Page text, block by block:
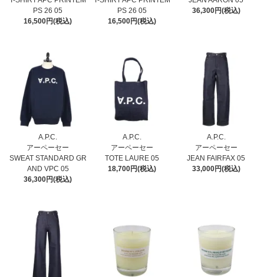
PS 26 05
16,500円(税込)
PS 26 05
16,500円(税込)
36,300円(税込)
A.P.C.
アーペーセー
SWEAT STANDARD GR
AND VPC 05
36,300円(税込)
A.P.C.
アーペーセー
TOTE LAURE 05
18,700円(税込)
A.P.C.
アーペーセー
JEAN FAIRFAX 05
33,000円(税込)